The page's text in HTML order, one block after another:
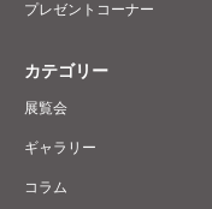
プレゼントコーナー
カテゴリー
展覧会
ギャラリー
コラム